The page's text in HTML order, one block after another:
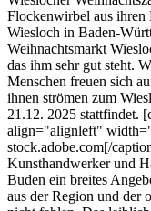
Flockenwirbel aus
Wiesloch in Baden-
Weihnachtsmarkt
das ihm sehr gut steht.
Menschen freuen sich
ihnen strömen zum
21.12. 2025 stattfindet.
align="alignleft"
stock.adobe.com[/
Kunsthandwerker und
Buden ein breites
aus der Region und der